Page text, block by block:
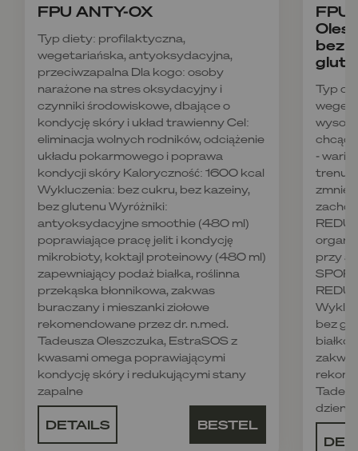
FPU ANTY-OX
Typ diety: profilaktyczna,
wegetariańska, antyoksydacyjna,
przeciwzapalna Dla kogo: osoby
narażone na stres oksydacyjny i
czynniki środowiskowe, dbające o
kondycję skóry i układ trawienny Cel:
eliminacja wolnych rodników, odciążenie
układu pokarmowego i poprawa
kondycji skóry Kaloryczność: 1600 kcal
Wykluczenia: bez cukru, bez kazeiny,
bez glutenu Wyróżniki:
antyoksydacyjne smoothie (480 ml)
poprawiające pracę jelit i kondycję
mikrobioty, koktajl proteinowy (480 ml)
zapewniający podaż białka, roślinna
przekąska błonnikowa, zakwas
buraczany i mieszanki ziołowe
rekomendowane przez dr. n.med.
Tadeusza Oleszczuka, EstraSOS z
kwasami omega poprawiającymi
kondycję skóry i redukującymi stany
zapalne
DETAILS BESTEL
FPU
bez
Typ
-
przy
bez